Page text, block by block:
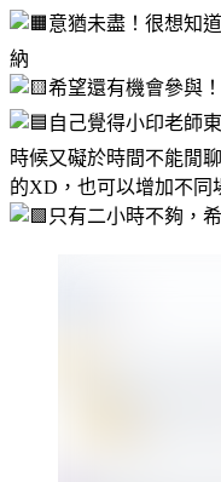
意猶未盡！很想知
納
希望還有機會參與
自己覺得小印老師
時候又礙於時間不能閒
的XD，也可以增加不同
只有二小時不夠，